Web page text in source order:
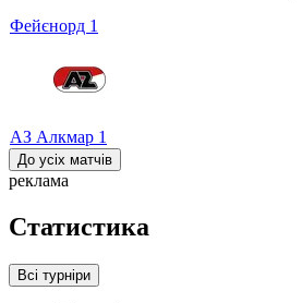
Фейєнорд 1
АЗ Алкмар 1
До усіх матчів
реклама
Статистика
Всі турніри